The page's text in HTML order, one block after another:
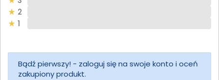
2
1
Bądź pierwszy! - zaloguj się na swoje konto i oceń
zakupiony produkt.